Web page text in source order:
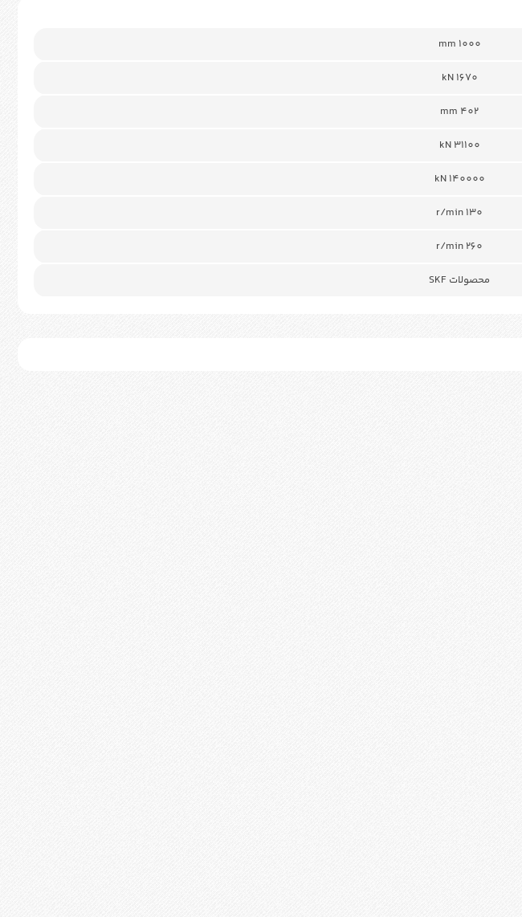
mm 1000
1670 kN
402 mm
31100 kN
140000 kN
130 r/min
260 r/min
محصولات SKF